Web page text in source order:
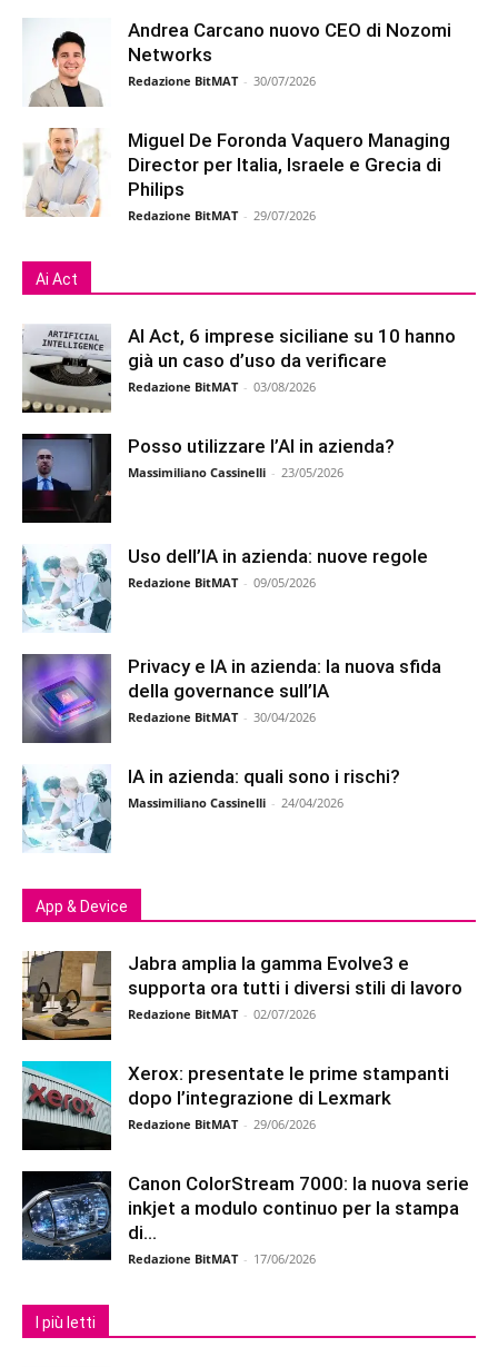
Andrea Carcano nuovo CEO di Nozomi
Networks
Redazione BitMAT - 30/07/2026
Miguel De Foronda Vaquero Managing
Director per Italia, Israele e Grecia di
Philips
Redazione BitMAT - 29/07/2026
Ai Act
AI Act, 6 imprese siciliane su 10 hanno
già un caso d’uso da verificare
Redazione BitMAT - 03/08/2026
Posso utilizzare l’AI in azienda?
Massimiliano Cassinelli - 23/05/2026
Uso dell’IA in azienda: nuove regole
Redazione BitMAT - 09/05/2026
Privacy e IA in azienda: la nuova sfida
della governance sull’IA
Redazione BitMAT - 30/04/2026
IA in azienda: quali sono i rischi?
Massimiliano Cassinelli - 24/04/2026
App & Device
Jabra amplia la gamma Evolve3 e
supporta ora tutti i diversi stili di lavoro
Redazione BitMAT - 02/07/2026
Xerox: presentate le prime stampanti
dopo l’integrazione di Lexmark
Redazione BitMAT - 29/06/2026
Canon ColorStream 7000: la nuova serie
inkjet a modulo continuo per la stampa
di...
Redazione BitMAT - 17/06/2026
I più letti